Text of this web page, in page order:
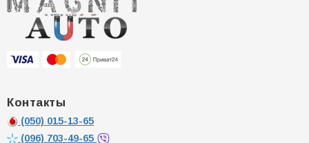
Контакты
(050) 015-13-65
(096) 703-49-65